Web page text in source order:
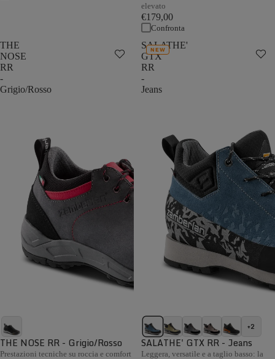
elevato
€179,00
Confronta
THE
NOSE
RR
-
Grigio/Rosso
THE NOSE RR - Grigio/Rosso
Prestazioni tecniche su roccia e comfort
SALATHE'
GTX
RR
-
Jeans
NEW
+2
SALATHE' GTX RR - Jeans
Leggera, versatile e a taglio basso: la